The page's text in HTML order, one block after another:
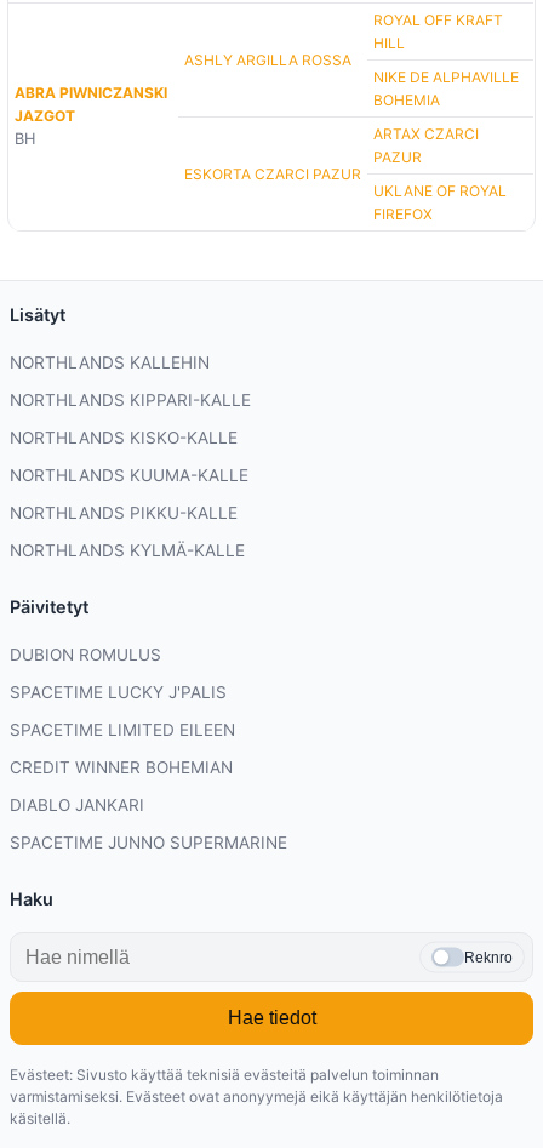
ABRA PIWNICZANSKI
JAZGOT
BH
ASHLY ARGILLA ROSSA
ROYAL OFF KRAFT
HILL
NIKE DE ALPHAVILLE
BOHEMIA
ESKORTA CZARCI PAZUR
ARTAX CZARCI
PAZUR
UKLANE OF ROYAL
FIREFOX
Lisätyt
NORTHLANDS KALLEHIN
NORTHLANDS KIPPARI-KALLE
NORTHLANDS KISKO-KALLE
NORTHLANDS KUUMA-KALLE
NORTHLANDS PIKKU-KALLE
NORTHLANDS KYLMÄ-KALLE
Päivitetyt
DUBION ROMULUS
SPACETIME LUCKY J'PALIS
SPACETIME LIMITED EILEEN
CREDIT WINNER BOHEMIAN
DIABLO JANKARI
SPACETIME JUNNO SUPERMARINE
Haku
Reknro
Hae tiedot
Evästeet: Sivusto käyttää teknisiä evästeitä palvelun toiminnan
varmistamiseksi. Evästeet ovat anonyymejä eikä käyttäjän henkilötietoja
käsitellä.